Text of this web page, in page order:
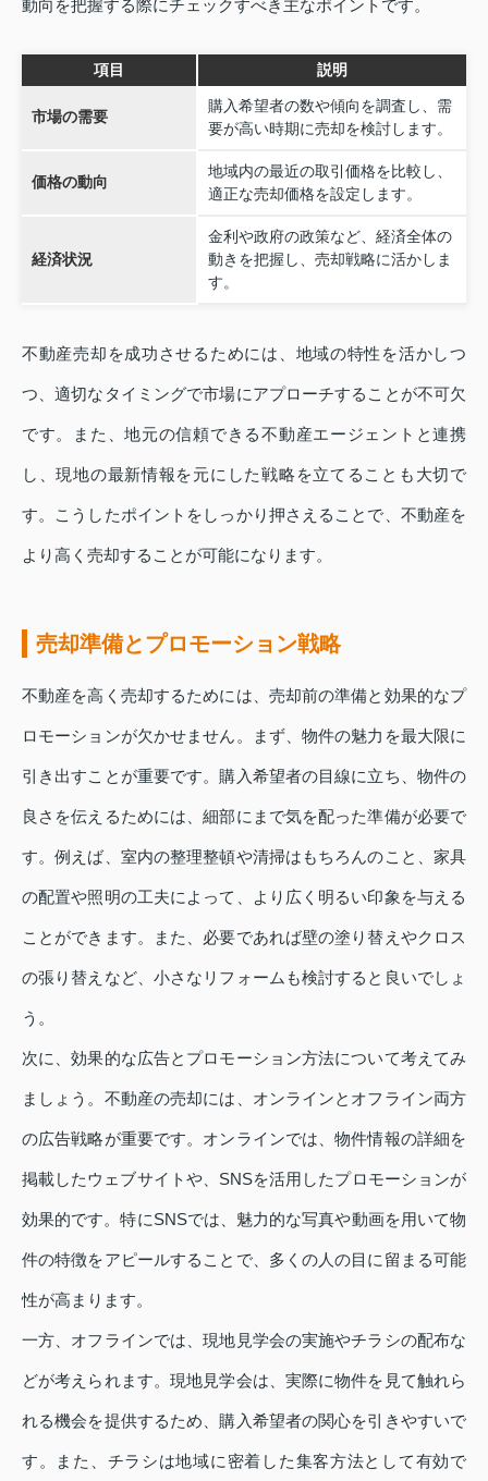
動向を把握する際にチェックすべき主なポイントです。
項目 説明
市場の需要
購入希望者の数や傾向を調査し、需
要が高い時期に売却を検討します。
価格の動向
地域内の最近の取引価格を比較し、
適正な売却価格を設定します。
経済状況
金利や政府の政策など、経済全体の
動きを把握し、売却戦略に活かしま
す。
不動産売却を成功させるためには、地域の特性を活かしつ
つ、適切なタイミングで市場にアプローチすることが不可欠
です。また、地元の信頼できる不動産エージェントと連携
し、現地の最新情報を元にした戦略を立てることも大切で
す。こうしたポイントをしっかり押さえることで、不動産を
より高く売却することが可能になります。
売却準備とプロモーション戦略
不動産を高く売却するためには、売却前の準備と効果的なプ
ロモーションが欠かせません。まず、物件の魅力を最大限に
引き出すことが重要です。購入希望者の目線に立ち、物件の
良さを伝えるためには、細部にまで気を配った準備が必要で
す。例えば、室内の整理整頓や清掃はもちろんのこと、家具
の配置や照明の工夫によって、より広く明るい印象を与える
ことができます。また、必要であれば壁の塗り替えやクロス
の張り替えなど、小さなリフォームも検討すると良いでしょ
う。
次に、効果的な広告とプロモーション方法について考えてみ
ましょう。不動産の売却には、オンラインとオフライン両方
の広告戦略が重要です。オンラインでは、物件情報の詳細を
掲載したウェブサイトや、SNSを活用したプロモーションが
効果的です。特にSNSでは、魅力的な写真や動画を用いて物
件の特徴をアピールすることで、多くの人の目に留まる可能
性が高まります。
一方、オフラインでは、現地見学会の実施やチラシの配布な
どが考えられます。現地見学会は、実際に物件を見て触れら
れる機会を提供するため、購入希望者の関心を引きやすいで
す。また、チラシは地域に密着した集客方法として有効で